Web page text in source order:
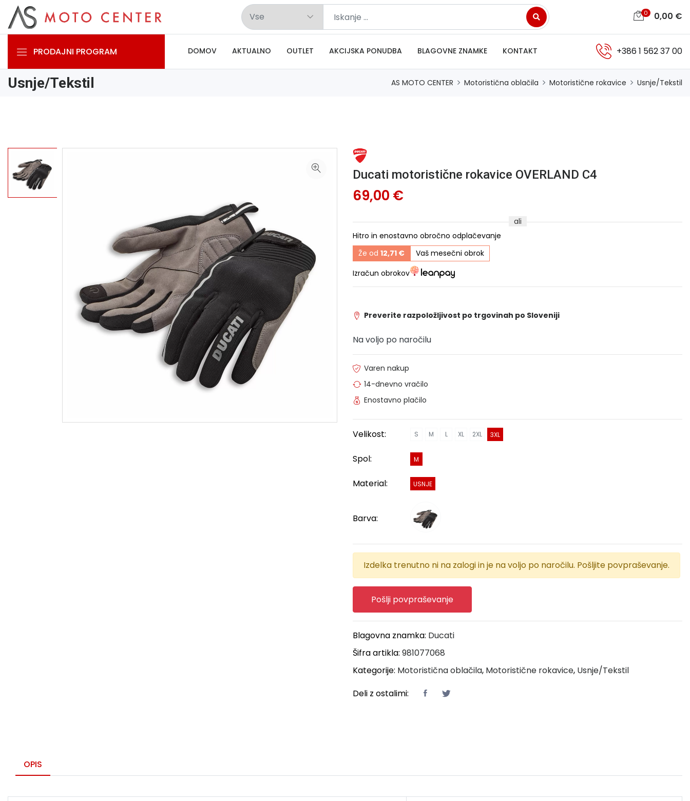
0 0,00 €
PRODAJNI PROGRAM DOMOV AKTUALNO OUTLET AKCIJSKA PONUDBA BLAGOVNE ZNAMKE KONTAKT +386 1 562 37 00
Usnje/Tekstil AS MOTO CENTER Motoristična oblačila Motoristične rokavice Usnje/Tekstil
Ducati motoristične rokavice OVERLAND C4
69,00 €
ali
Hitro in enostavno obročno odplačevanje
Že od 12,71 €
Vaš mesečni obrok
Izračun obrokov
Preverite razpoložljivost po trgovinah po Sloveniji
Na voljo po naročilu
Varen nakup
14-dnevno vračilo
Enostavno plačilo
Velikost: S M L XL 2XL 3XL
Spol: M
Material: USNJE
Barva:
Izdelka trenutno ni na zalogi in je na voljo po naročilu. Pošljite povpraševanje.
Pošlji povpraševanje
Blagovna znamka: Ducati
Šifra artikla: 981077068
Kategorije: Motoristična oblačila, Motoristične rokavice, Usnje/Tekstil
Deli z ostalimi:
OPIS